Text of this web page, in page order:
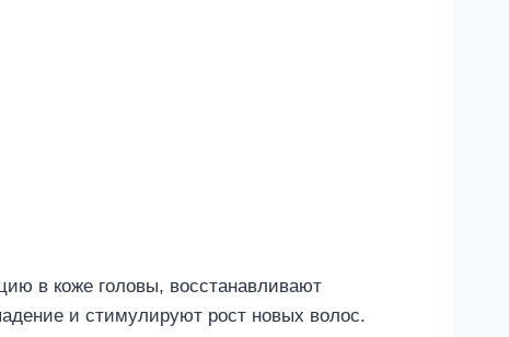
в коже головы, восстанавливают
и стимулируют рост новых волос.